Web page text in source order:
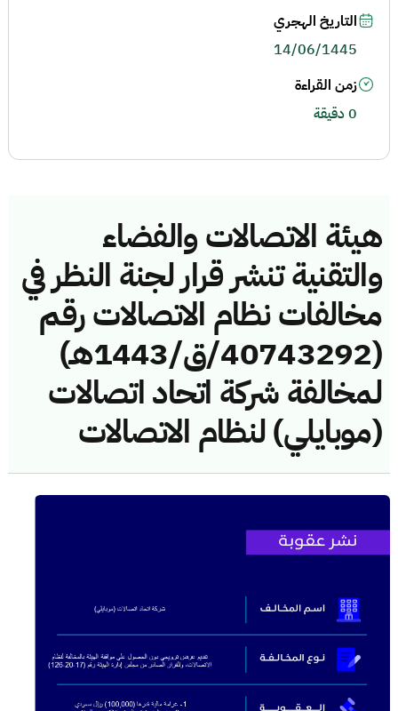
هيئة الاتصالات والفضاء
والتقنية تنشر قرار لجنة النظر في
مخالفات نظام الاتصالات رقم
(40743292/ق/1443هـ)
لمخالفة شركة اتحاد اتصالات
(موبايلي) لنظام الاتصالات
التاريخ الهجري
14/06/1445
زمن القراءة
0 دقيقة